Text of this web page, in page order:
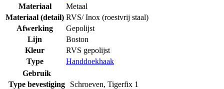
Materiaal
Metaal
Materiaal (detail) RVS/ Inox (roestvrij staal)
Afwerking
Gepolijst
Lijn
Boston
Kleur
RVS gepolijst
Type
Handdoekhaak
Gebruik
Type bevestiging
Schroeven, Tigerfix 1